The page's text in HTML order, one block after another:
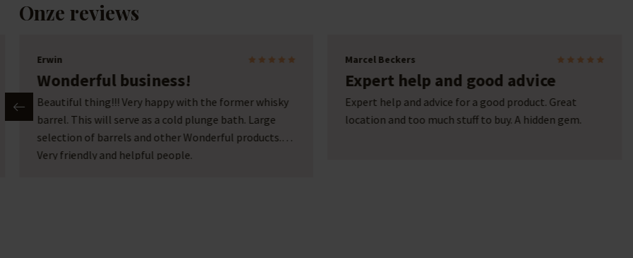
Onze reviews
Erwin
Wonderful business!
Beautiful thing!!! Very happy with the former whisky
barrel. This will serve as a cold plunge bath. Large
selection of barrels and other Wonderful products.
Very friendly and helpful people.
Marcel Beckers
Expert help and good advice
Expert help and advice for a good product. Great
location and too much stuff to buy. A hidden gem.